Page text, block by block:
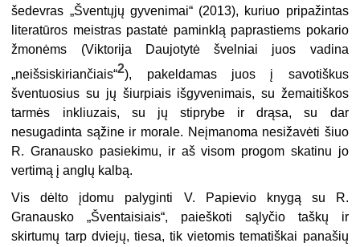
šedevras „Šventųjų gyvenimai“ (2013), kuriuo pripažintas
literatūros meistras pastatė paminklą paprastiems pokario
žmonėms (Viktorija Daujotytė švelniai juos vadina
„neišsiskiriančiais“2), pakeldamas juos į savotiškus
šventuosius su jų šiurpiais išgyvenimais, su žemaitiškos
tarmės inkliuzais, su jų stiprybe ir drąsa, su dar
nesugadinta sąžine ir morale. Neįmanoma nesižavėti šiuo
R. Granausko pasiekimu, ir aš visom progom skatinu jo
vertimą į anglų kalbą.
Vis dėlto įdomu palyginti V. Papievio knygą su R.
Granausko „Šventaisiais“, paieškoti sąlyčio taškų ir
skirtumų tarp dviejų, tiesa, tik vietomis tematiškai panašių